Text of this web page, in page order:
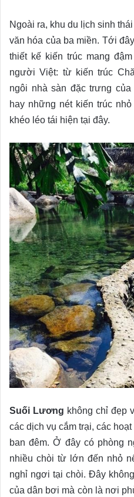
Ngoài ra, khu du lịch sinh
văn hóa của ba miền. Tới
thiết kế kiến trúc mang
người Việt: từ kiến trúc
ngôi nhà sàn đặc trưng
hay những nét kiến trúc
khéo léo tái hiện tại đây.
Suối Lương không chỉ đẹp
các dịch vụ cắm trại, các
ban đêm. Ở đây có phòng
nhiều chòi từ lớn đến nhỏ
nghỉ ngơi tại chòi. Đây
của dân bơi mà còn là nơi